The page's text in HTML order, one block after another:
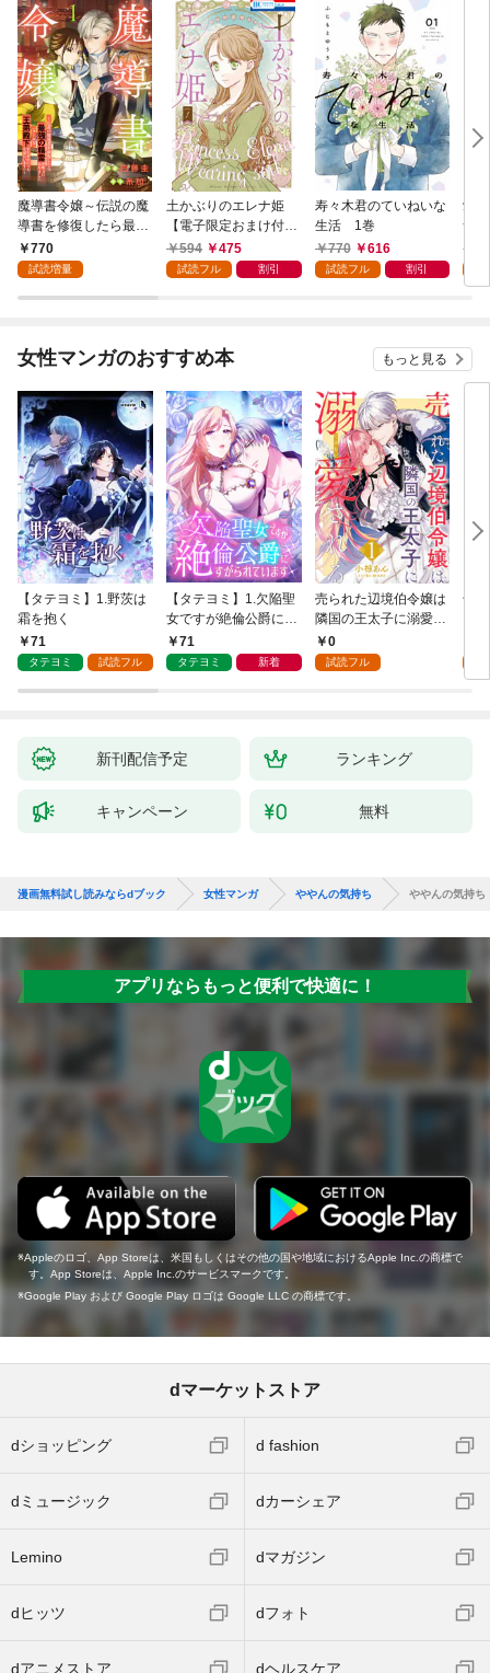
魔導書令嬢～伝説の魔
導書を修復したら最強
の精霊が味方になりま
した（クールな王弟殿
にいます）～【おまけ
巻
770
試読増量
土かぶりのエレナ姫
【電子限定おまけ付
き】 1巻
594 475
試読フル 割引
寿々木君のていねいな
生活 1巻
770
616
試読フル 割引
愛
つ
女性マンガのおすすめ本 もっと見る
【タテヨミ】1.野茨は
霜を抱く
71
タテヨミ 試読フル
【タテヨミ】1.欠陥聖
女ですが絶倫公爵にす
がられています
71
タテヨミ 新着
売られた辺境伯令嬢は
隣国の王太子に溺愛さ
れる 1
0
試読フル
千
家
新刊配信予定 ランキング
キャンペーン 無料
漫画無料試し読みならdブック 女性マンガ ややんの気持ち ややんの気持ち
アプリならもっと便利で快適に！
Appleのロゴ、App Storeは、米国もしくはその他の国や地域におけるApple Inc.の商標で
す。App Storeは、Apple Inc.のサービスマークです。
Google Play および Google Play ロゴは Google LLC の商標です。
dマーケットストア
dショッピング d fashion
dミュージック dカーシェア
Lemino dマガジン
dヒッツ dフォト
dアニメストア dヘルスケア